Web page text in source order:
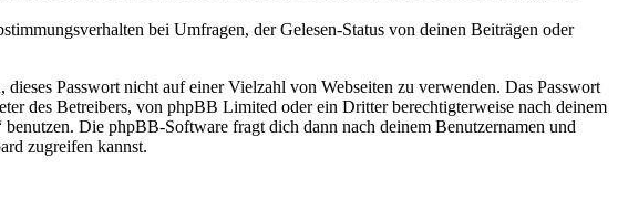
bei Umfragen, der Gelesen-Status von deinen Beiträgen oder
Passwort nicht auf einer Vielzahl von Webseiten zu verwenden. Das Passwort
des Betreibers, von phpBB Limited oder ein Dritter berechtigterweise nach deinem
Die phpBB-Software fragt dich dann nach deinem Benutzernamen und
zugreifen kannst.